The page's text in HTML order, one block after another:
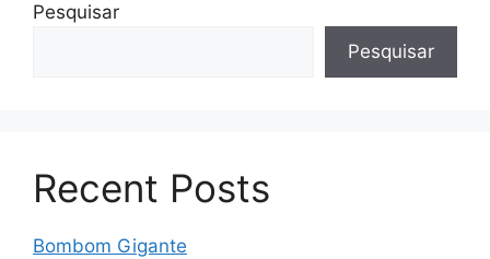
Pesquisar
Pesquisar
Recent Posts
Bombom Gigante